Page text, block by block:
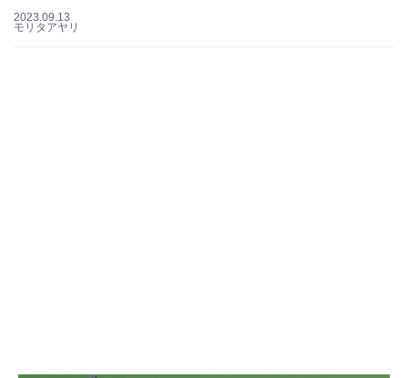
2023.09.13
モリタアヤリ